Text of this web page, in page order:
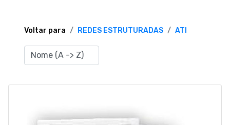
TERMOS E CONDIÇÕES
CATÁLOGOS
Voltar para REDES ESTRUTURADAS ATI